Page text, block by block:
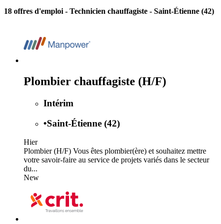
18 offres d'emploi - Technicien chauffagiste - Saint-Étienne (42)
Plombier chauffagiste (H/F)
Intérim
•Saint-Étienne (42)
Hier
Plombier (H/F) Vous êtes plombier(ère) et souhaitez mettre
votre savoir-faire au service de projets variés dans le secteur
du...
New